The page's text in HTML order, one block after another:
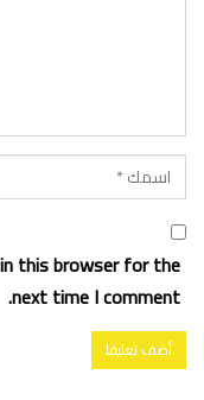
this browser for the
next time I comment.